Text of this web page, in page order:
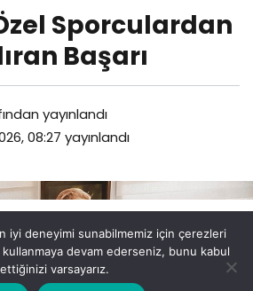
Sporculardan
Başarı
yayınlandı
08:27 yayınlandı
iyi deneyimi sunabilmemiz için çerezleri
devam ederseniz, bunu kabul
ettiğinizi varsayarız.